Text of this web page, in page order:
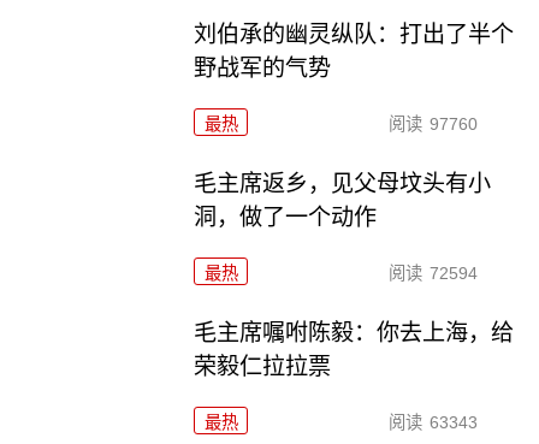
刘伯承的幽灵纵队：打出了半个
野战军的气势
最热 阅读 97760
毛主席返乡，见父母坟头有小
洞，做了一个动作
最热 阅读 72594
毛主席嘱咐陈毅：你去上海，给
荣毅仁拉拉票
最热 阅读 63343